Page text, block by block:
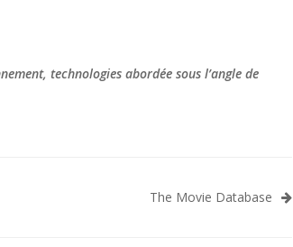
technologies abordée sous l’angle de
The Movie Database